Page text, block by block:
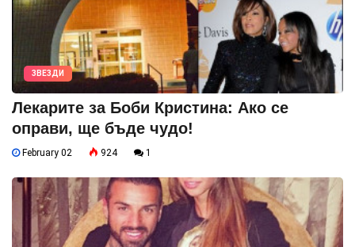
ЗВЕЗДИ
Лекарите за Боби Кристина: Ако се
оправи, ще бъде чудо!
February 02 924 1